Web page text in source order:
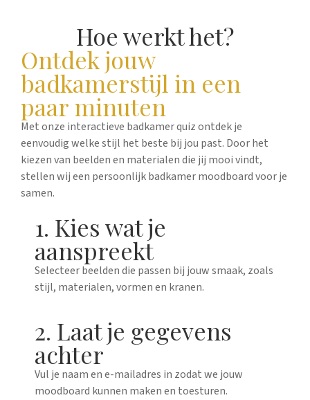
Hoe werkt het?
Ontdek jouw
badkamerstijl in een
paar minuten
Met onze interactieve badkamer quiz ontdek je
eenvoudig welke stijl het beste bij jou past. Door het
kiezen van beelden en materialen die jij mooi vindt,
stellen wij een persoonlijk badkamer moodboard voor je
samen.
1. Kies wat je
aanspreekt
Selecteer beelden die passen bij jouw smaak, zoals
stijl, materialen, vormen en kranen.
2. Laat je gegevens
achter
Vul je naam en e-mailadres in zodat we jouw
moodboard kunnen maken en toesturen.